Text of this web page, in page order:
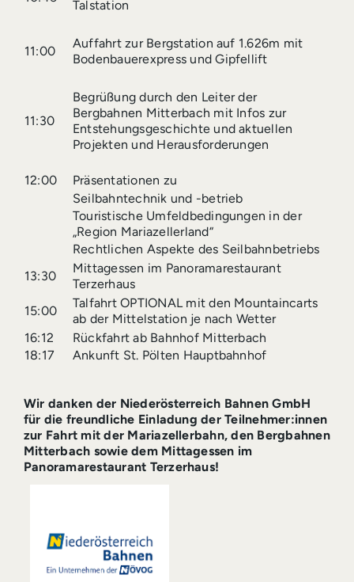
Talstation
11:00
Auffahrt zur Bergstation auf 1.626m mit
Bodenbauerexpress und Gipfellift
11:30
Begrüßung durch den Leiter der
Bergbahnen Mitterbach mit Infos zur
Entstehungsgeschichte und aktuellen
Projekten und Herausforderungen
12:00
Präsentationen zu
Seilbahntechnik und -betrieb
Touristische Umfeldbedingungen in der
„Region Mariazellerland“
Rechtlichen Aspekte des Seilbahnbetriebs
13:30
Mittagessen im Panoramarestaurant
Terzerhaus
15:00
Talfahrt OPTIONAL mit den Mountaincarts
ab der Mittelstation je nach Wetter
16:12
Rückfahrt ab Bahnhof Mitterbach
18:17
Ankunft St. Pölten Hauptbahnhof
Wir danken der Niederösterreich Bahnen GmbH
für die freundliche Einladung der Teilnehmer:innen
zur Fahrt mit der Mariazellerbahn, den Bergbahnen
Mitterbach sowie dem Mittagessen im
Panoramarestaurant Terzerhaus!